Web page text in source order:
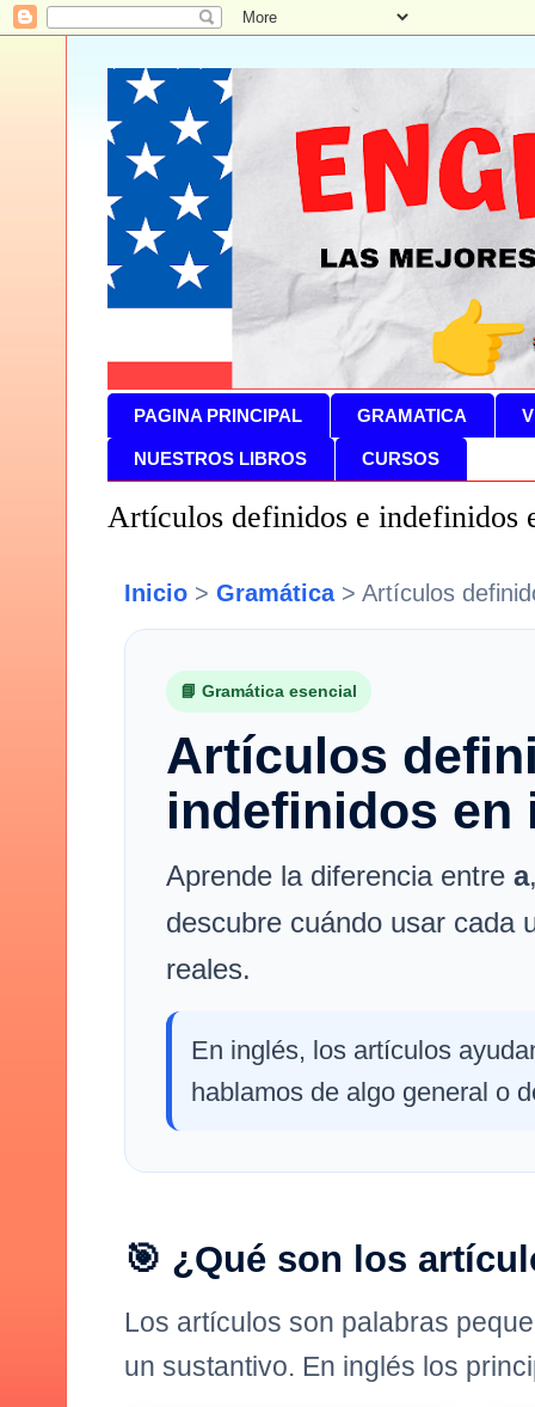
PAGINA PRINCIPAL GRAMATICA
NUESTROS LIBROS CURSOS
Artículos definidos e indefinidos
Inicio > Gramática> Artículos
📘 Gramática esencial
Artículos
indefinidos en
Aprende la diferencia entre a
descubre cuándo usar cada
reales.
En inglés, los artículos
hablamos de algo general o
🎯 ¿Qué son los
Los artículos son palabras
un sustantivo. En inglés los